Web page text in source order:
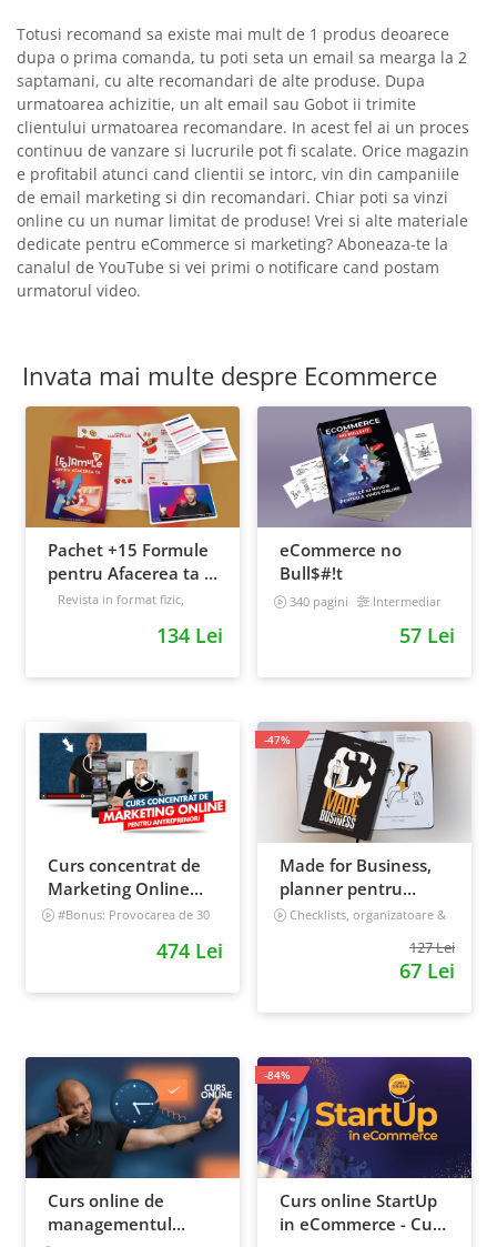
Totusi recomand sa existe mai mult de 1 produs deoarece
dupa o prima comanda, tu poti seta un email sa mearga la 2
saptamani, cu alte recomandari de alte produse. Dupa
urmatoarea achizitie, un alt email sau Gobot ii trimite
clientului urmatoarea recomandare. In acest fel ai un proces
continuu de vanzare si lucrurile pot fi scalate. Orice magazin
e profitabil atunci cand clientii se intorc, vin din campaniile
de email marketing si din recomandari. Chiar poti sa vinzi
online cu un numar limitat de produse! Vrei si alte materiale
dedicate pentru eCommerce si marketing? Aboneaza-te la
canalul de YouTube si vei primi o notificare cand postam
urmatorul video.
Invata mai multe despre Ecommerce
Pachet +15 Formule
pentru Afacerea ta +
Prompt-uri dedicate
Revista in format fizic,
134 Lei
eCommerce no
Bull$#!t
340 pagini Intermediar
57 Lei
Curs concentrat de
Marketing Online
pentru antreprenori
#Bonus: Provocarea de 30
474 Lei
Made for Business,
planner pentru
afaceri & viata,
Checklists, organizatoare &
127 Lei
67 Lei
-47%
Curs online de
managementul
Curs online StartUp
in eCommerce - Cum
-84%